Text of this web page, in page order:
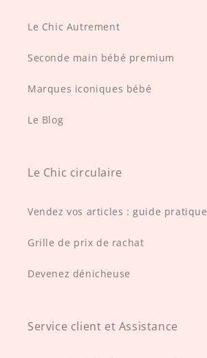
Le Chic Autrement
Seconde main bébé premium
Marques iconiques bébé
Le Blog
Le Chic circulaire
Vendez vos articles : guide pratique
Grille de prix de rachat
Devenez dénicheuse
Service client et Assistance